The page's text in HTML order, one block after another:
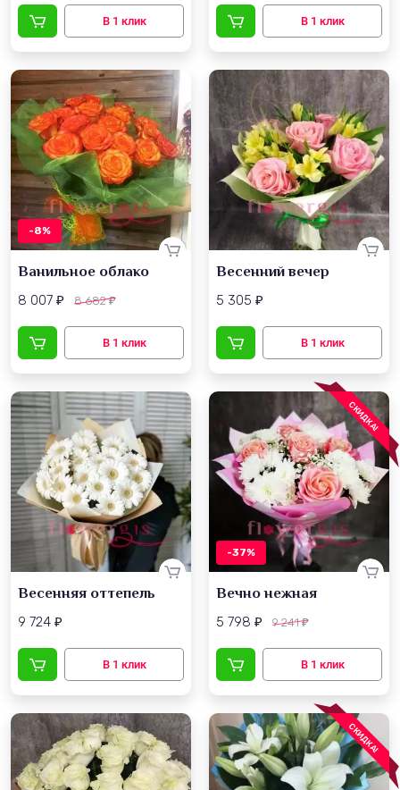
-8%
Ванильное облако
8 007 ₽ 8 682₽
Весенний вечер
5 305 ₽
Весенняя оттепель
9 724 ₽
СКИДКА!
-37%
Вечно нежная
5 798 ₽ 9 241₽
СКИДКА!